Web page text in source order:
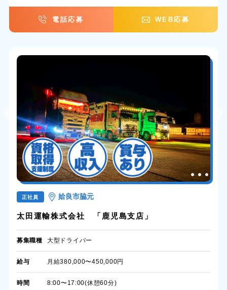
電話応募 WEB応募
正社員 姶良市脇元
太田運輸株式会社 「鹿児島支店」
募集職種 大型ドライバー
給与 月給380,000〜450,000円
時間
8:00〜17:00(休憩60分)